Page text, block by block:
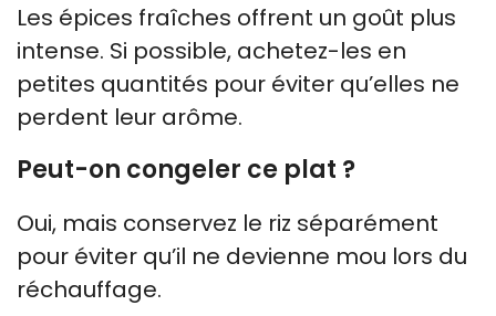
Les épices fraîches offrent un goût plus
intense. Si possible, achetez-les en
petites quantités pour éviter qu’elles ne
perdent leur arôme.
Peut-on congeler ce plat ?
Oui, mais conservez le riz séparément
pour éviter qu’il ne devienne mou lors du
réchauffage.